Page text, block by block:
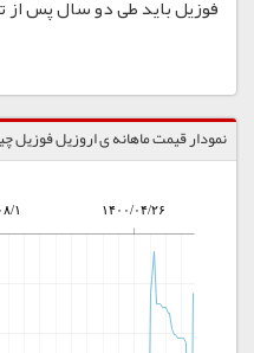
فوزیل باید طی دو سال پس از
نمودار قیمت ماهانه ی اروزیل فوزیل
۱۴۰۰/۰۴/۲۶